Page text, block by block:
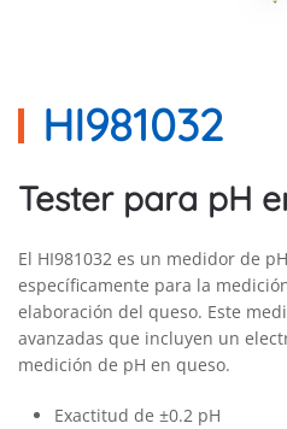
HI981032
Tester para pH
El HI981032 es un medidor de
específicamente para la
elaboración del queso. Este
avanzadas que incluyen un
medición de pH en queso.
Exactitud de ±0.2 pH